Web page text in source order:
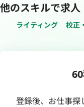
他のスキルで求人
ライティング 校正
登録後、お仕事探